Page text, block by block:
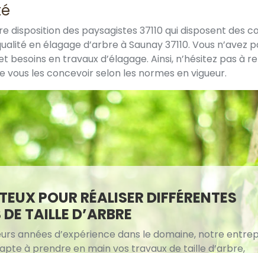
disposition des paysagistes 37110 qui disposent des
en élagage d’arbre à Saunay 37110. Vous n’avez
en travaux d’élagage. Ainsi, n’hésitez pas
vous les concevoir selon les normes en vigueur.
POUR RÉALISER DIFFÉRENTES
TAILLE D’ARBRE
années d’expérience dans le domaine, notre
à prendre en main vos travaux de taille d’arbre,